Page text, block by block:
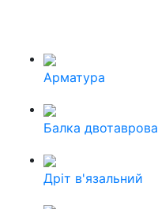
Арматура
Балка двотаврова
Дріт в'язальний